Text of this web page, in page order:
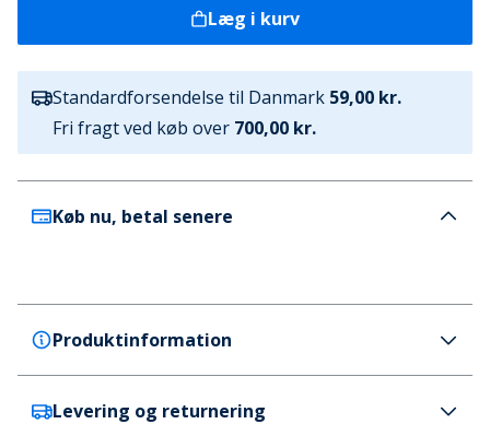
Læg i kurv
Standardforsendelse til Danmark 59,00 kr.
Fri fragt ved køb over 700,00 kr.
Køb nu, betal senere
Produktinformation
Henleys
Levering og returnering